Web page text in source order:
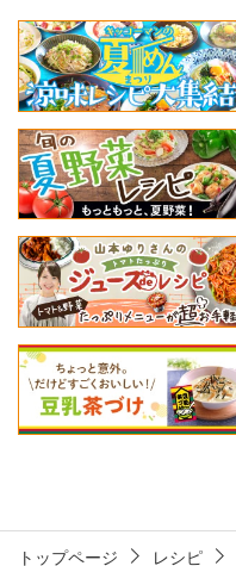
トップページ レシピ